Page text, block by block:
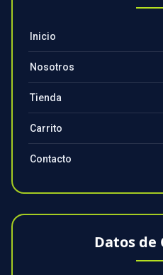
Inicio
Nosotros
Tienda
Carrito
Contacto
Datos de